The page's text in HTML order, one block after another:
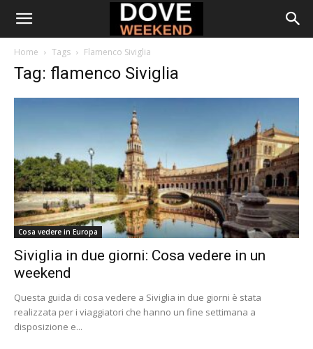
Home Tags Flamenco Siviglia
Tag: flamenco Siviglia
Cosa vedere in Europa
Siviglia in due giorni: Cosa vedere in un
weekend
Questa guida di cosa vedere a Siviglia in due giorni è stata
realizzata per i viaggiatori che hanno un fine settimana a
disposizione e...